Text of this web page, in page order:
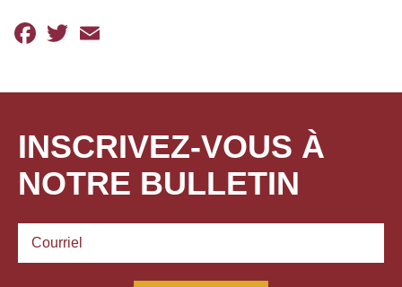
Facebook
Twitter
INSCRIVEZ-VOUS À
NOTRE BULLETIN